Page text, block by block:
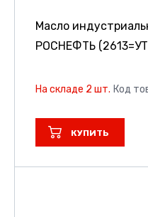
Масло
РОСНЕФТЬ
На складе 2 шт. Код
КУПИТЬ